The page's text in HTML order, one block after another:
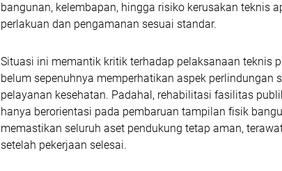
bangunan, kelembapan, hingga risiko kerusakan teknis
perlakuan dan pengamanan sesuai standar.
Situasi ini memantik kritik terhadap pelaksanaan teknis
belum sepenuhnya memperhatikan aspek perlindungan
pelayanan kesehatan. Padahal, rehabilitasi fasilitas
hanya berorientasi pada pembaruan tampilan fisik
memastikan seluruh aset pendukung tetap aman,
setelah pekerjaan selesai.